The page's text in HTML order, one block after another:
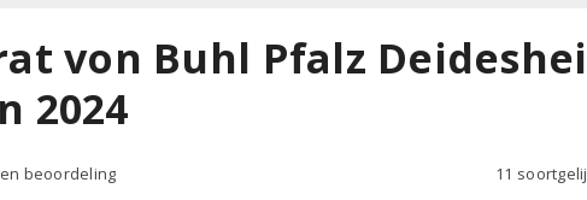
von Buhl Pfalz
2024
beoordeling 11